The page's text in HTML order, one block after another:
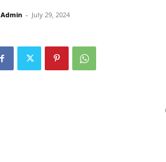
Admin - July 29, 2024